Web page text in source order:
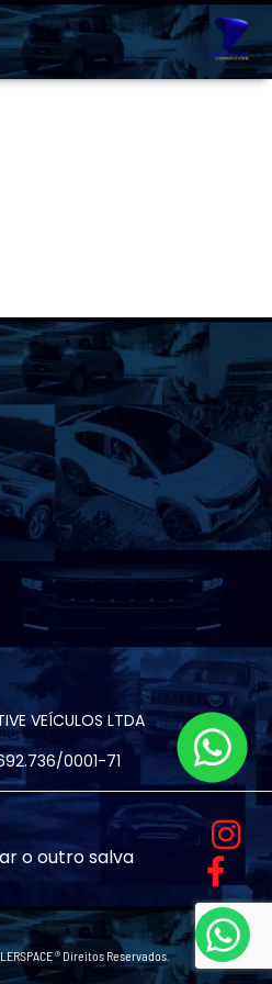
VEÍCULOS LTDA
0001-71
o outro salva
® Direitos Reservados.